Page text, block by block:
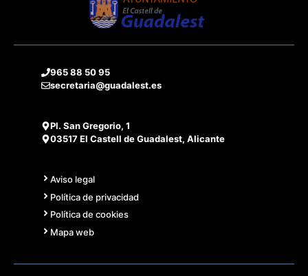
965 88 50 95
secretaria@guadalest.es
Pl. San Gregorio, 1
03517 El Castell de Guadalest, Alicante
Aviso legal
Política de privacidad
Política de cookies
Mapa web